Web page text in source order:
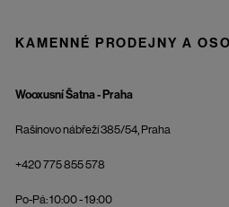
KAMENNÉ PRODEJNY A
Wooxusní Šatna - Praha
Rašínovo nábřeží 385/54, Praha
+420 775 855 578
Po-Pá: 10:00 - 19:00